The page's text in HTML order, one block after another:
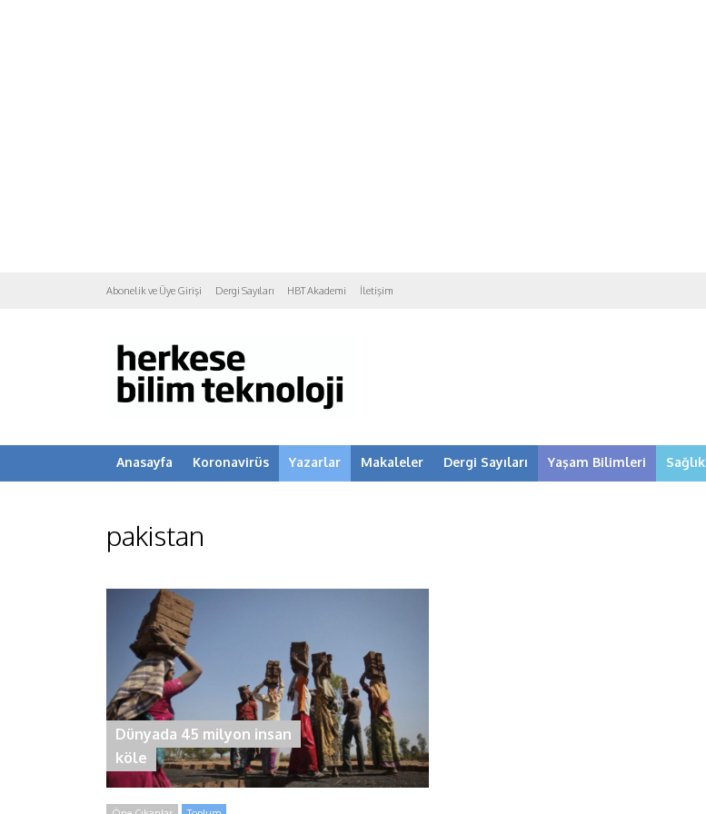
Abonelik ve Üye Girişi Dergi Sayıları HBT Akademi İletişim
Anasayfa Koronavirüs Yazarlar Makaleler Dergi Sayıları Yaşam Bilimleri Sağlık
pakistan
Dünyada 45 milyon insan
köle